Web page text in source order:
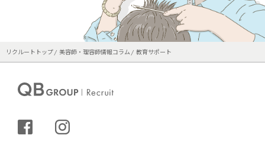
リクルートトップ 美容師・理容師情報コラム 教育サポート
シェアする